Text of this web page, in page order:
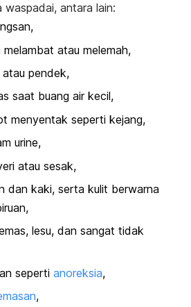
antara lain:
atau melemah,
pendek,
saat buang air kecil,
menyentak seperti kejang,
urine,
atau sesak,
dan kaki, serta kulit berwarna
lesu, dan sangat tidak
seperti anoreksia,
,